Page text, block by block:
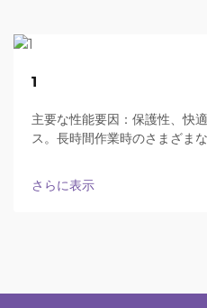
1
主要な性能要因：保護性、快
ス。長時間作業時のさまざま
な保護性能の両立をうまく実
さらに表示